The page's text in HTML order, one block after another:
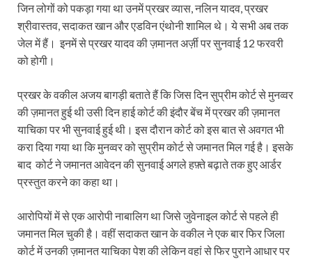
जिन लोगों को पकड़ा गया था उनमें प्रखर व्यास, नलिन यादव, प्रखर
श्रीवास्तव, सदाकत खान और एडविन एंथोनी शामिल थे। ये सभी अब तक
जेल में हैं। इनमें से प्रखर यादव की ज़मानत अर्ज़ी पर सुनवाई 12 फरवरी
को होगी।
प्रखर के वकील अजय बागड़ी बताते हैं कि जिस दिन सुप्रीम कोर्ट से मुनव्वर
की ज़मानत हुई थी उसी दिन हाई कोर्ट की इंदौर बेंच में प्रखर की ज़मानत
याचिका पर भी सुनवाई हुई थी। इस दौरान कोर्ट को इस बात से अवगत भी
करा दिया गया था कि मुनव्वर को सुप्रीम कोर्ट से जमानत मिल गई है। इसके
बाद कोर्ट ने जमानत आवेदन की सुनवाई अगले हफ़्ते बढ़ाते तक हुए आर्डर
प्रस्तुत करने का कहा था।
आरोपियों में से एक आरोपी नाबालिग था जिसे जुवेनाइल कोर्ट से पहले ही
जमानत मिल चुकी है। वहीं सदाकत खान के वकील ने एक बार फिर जिला
कोर्ट में उनकी ज़मानत याचिका पेश की लेकिन वहां से फिर पुराने आधार पर